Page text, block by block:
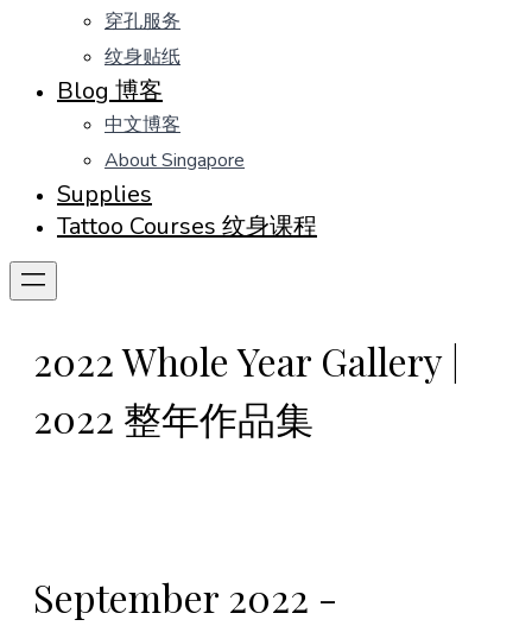
穿孔服务
纹身贴纸
Blog 博客
中文博客
About Singapore
Supplies
Tattoo Courses 纹身课程
2022 Whole Year Gallery |
2022 整年作品集
September 2022 -